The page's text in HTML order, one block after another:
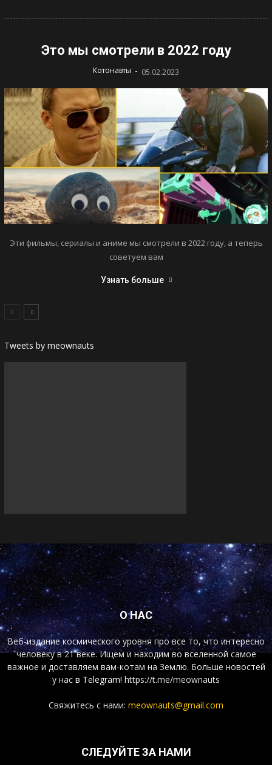
Это мы смотрели в 2022 году
Котонавты - 05.02.2023
Эти фильмы, сериалы и аниме мы смотрели в 2022 году, а теперь
советуем вам
Узнать больше
Tweets by meownauts
О НАС
Веб-издание космического уровня про все то, что интересно
человеку в 21 веке. Ищем и находим во вселенной самое
важное и доставляем вам-котам на Землю. Больше новостей
у нас в Telegram! https://t.me/meownauts
Свяжитесь с нами: meownauts@gmail.com
СЛЕДУЙТЕ ЗА НАМИ